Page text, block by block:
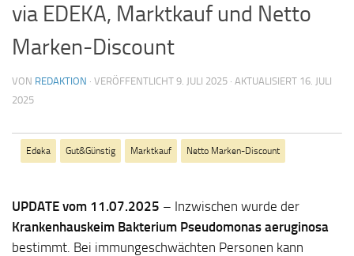
via EDEKA, Marktkauf und Netto
Marken-Discount
VON REDAKTION · VERÖFFENTLICHT 9. JULI 2025 · AKTUALISIERT 16. JULI
2025
Edeka Gut&Günstig Marktkauf Netto Marken-Discount
UPDATE vom 11.07.2025 – Inzwischen wurde der
Krankenhauskeim Bakterium Pseudomonas aeruginosa
bestimmt. Bei immungeschwächten Personen kann